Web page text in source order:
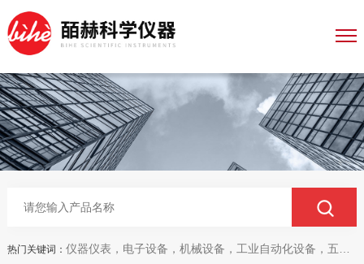
热门关键词： 仪器仪表，电子设备，机械设备，工业自动化设备，五金产品，电线电缆，金属材料，电子